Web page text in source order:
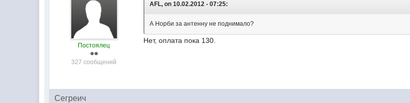
Постоялец
327 сообщений
AFL, on 10.02.2012 - 07:25:
А Норби за антенну не поднимало?
Нет, оплата пока 130.
Сегреич